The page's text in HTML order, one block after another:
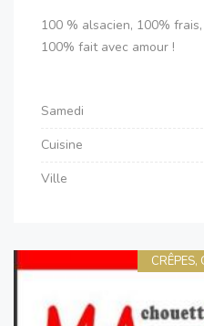
100 % alsacien, 100%
100% fait avec amour !
Samedi
Cuisine
Ville
CRÊPES,